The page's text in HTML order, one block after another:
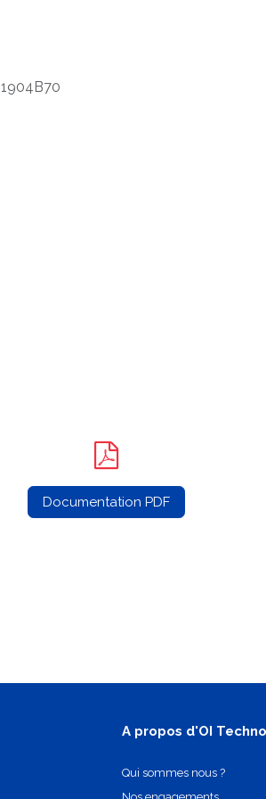
1904B70
Documentation PDF
A propos d'OI
Qui sommes nous ?